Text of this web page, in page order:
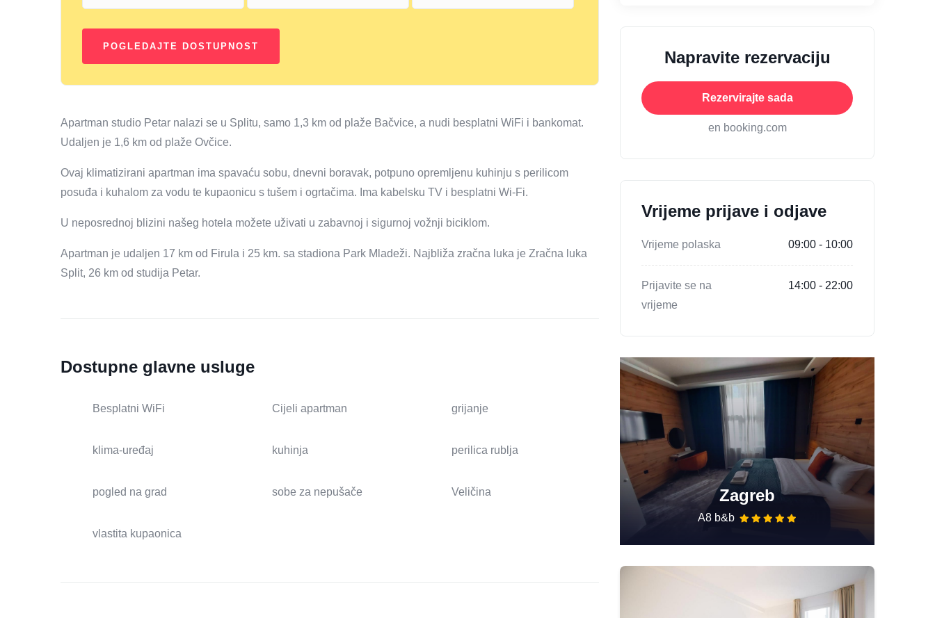
Apartman studio Petar nalazi se u Splitu, samo 1,3 km od plaže Bačvice, a nudi besplatni WiFi i bankomat.
Udaljen je 1,6 km od plaže Ovčice.
Ovaj klimatizirani apartman ima spavaću sobu, dnevni boravak, potpuno opremljenu kuhinju s perilicom
posuđa i kuhalom za vodu te kupaonicu s tušem i ogrtačima. Ima kabelsku TV i besplatni Wi-Fi.
U neposrednoj blizini našeg hotela možete uživati ​​u zabavnoj i sigurnoj vožnji biciklom.
Apartman je udaljen 17 km od Firula i 25 km. sa stadiona Park Mladeži. Najbliža zračna luka je Zračna luka
Split, 26 km od studija Petar.
Dostupne glavne usluge
Besplatni WiFi Cijeli apartman grijanje
klima-uređaj kuhinja perilica rublja
pogled na grad sobe za nepušače Veličina
vlastita kupaonica
Napravite rezervaciju
Rezervirajte sada
en booking.com
Vrijeme prijave i odjave
Vrijeme polaska 09:00 - 10:00
Prijavite se na
vrijeme
14:00 - 22:00
Zagreb
A8 b&b